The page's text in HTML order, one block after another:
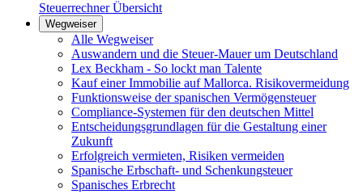
Steuerrechner Übersicht
Wegweiser
Alle Wegweiser
Auswandern und die Steuer-Mauer um Deutschland
Lex Beckham - So lockt man Talente
Kauf einer Immobilie auf Mallorca. Risikovermeidung
Funktionsweise der spanischen Vermögensteuer
Compliance-Systemen für den deutschen Mittel
Entscheidungsgrundlagen für die Gestaltung einer
Zukunft
Erfolgreich vermieten, Risiken vermeiden
Spanische Erbschaft- und Schenkungsteuer
Spanisches Erbrecht